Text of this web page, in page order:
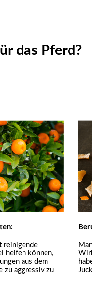
das Pferd?
reinigende
helfen können,
aus dem
zu aggressiv zu